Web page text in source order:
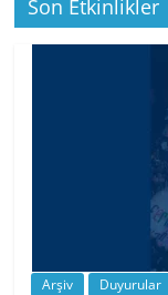
Son Etkinlikler
Arşiv Duyurular